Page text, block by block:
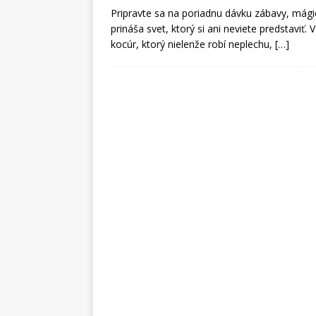
Pripravte sa na poriadnu dávku zábavy,
prináša svet, ktorý si ani neviete predstaviť.
kocúr, ktorý nielenže robí neplechu, […]